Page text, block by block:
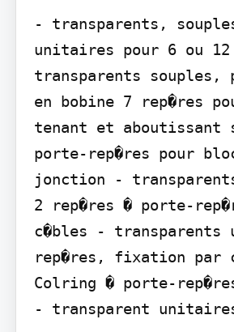
- transparents,
unitaires pour 6 ou
transparents souples,
en bobine 7 rep�res
tenant et aboutissant
porte-rep�res pour
jonction -
2 rep�res � porte-
c�bles - transparents
rep�res, fixation par
Colring � porte-
- transparent